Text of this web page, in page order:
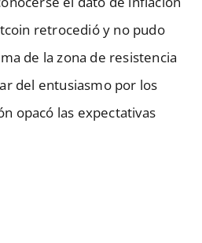
retrocedió y no pudo
de la zona de resistencia
del entusiasmo por los
opacó las expectativas